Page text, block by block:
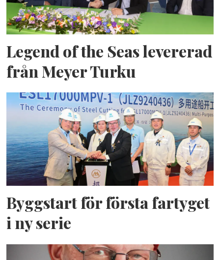
Legend of the Seas levererad
från Meyer Turku
Byggstart för första fartyget
i ny serie